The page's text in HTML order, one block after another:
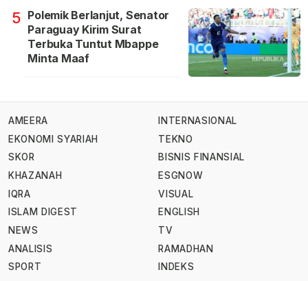
5 Polemik Berlanjut, Senator
Paraguay Kirim Surat
Terbuka Tuntut Mbappe
Minta Maaf
AMEERA
EKONOMI SYARIAH
SKOR
KHAZANAH
IQRA
ISLAM DIGEST
NEWS
ANALISIS
SPORT
INTERNASIONAL
TEKNO
BISNIS FINANSIAL
ESGNOW
VISUAL
ENGLISH
TV
RAMADHAN
INDEKS